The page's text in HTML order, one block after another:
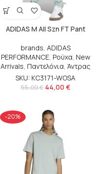
ADIDAS M All Szn FT Pant
brands ADIDAS
PERFORMANCE, Ρούχα New
Arrivals ,Παντελόνια ,Άντρας
SKU: KC3171-WOSA
55,00€ 44,00 €
-20%